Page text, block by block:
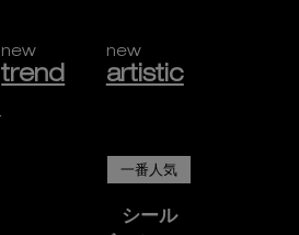
new
trend
new
artistic
一番人気
シール